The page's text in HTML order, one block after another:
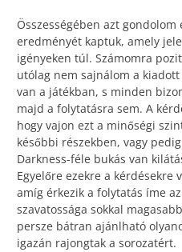
Összességében azt gondolom
eredményét kaptuk, amely
igényeken túl. Számomra
utólag nem sajnálom a
van a játékban, s minden
majd a folytatásra sem. A
hogy vajon ezt a minőségi
későbbi részekben, vagy
Darkness-féle bukás van
Egyelőre ezekre a kérdésekre
amíg érkezik a folytatás íme
szavatossága sokkal
persze bátran ajánlható
igazán rajongtak a sorozatért.